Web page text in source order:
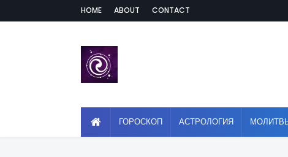
HOME ABOUT CONTACT
ГОРОСКОП АСТРОЛОГИЯ